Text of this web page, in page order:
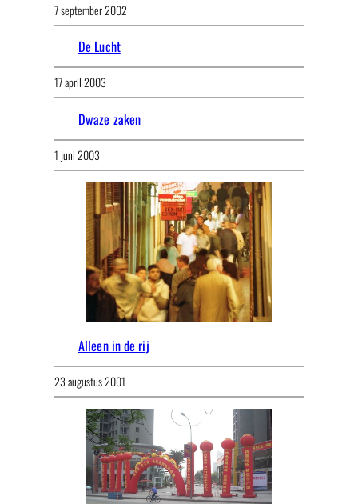
7 september 2002
De Lucht
17 april 2003
Dwaze zaken
1 juni 2003
Alleen in de rij
23 augustus 2001